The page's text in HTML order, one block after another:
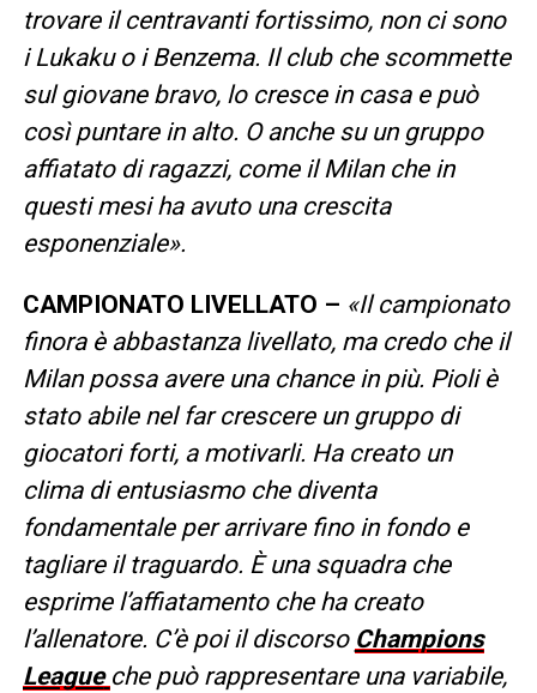
trovare il centravanti fortissimo, non ci sono
i Lukaku o i Benzema. Il club che scommette
sul giovane bravo, lo cresce in casa e può
così puntare in alto. O anche su un gruppo
affiatato di ragazzi, come il Milan che in
questi mesi ha avuto una crescita
esponenziale».
CAMPIONATO LIVELLATO – «Il campionato
finora è abbastanza livellato, ma credo che il
Milan possa avere una chance in più. Pioli è
stato abile nel far crescere un gruppo di
giocatori forti, a motivarli. Ha creato un
clima di entusiasmo che diventa
fondamentale per arrivare fino in fondo e
tagliare il traguardo. È una squadra che
esprime l’affiatamento che ha creato
l’allenatore. C’è poi il discorso Champions
League che può rappresentare una variabile,